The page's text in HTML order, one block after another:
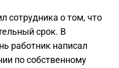
сотрудника о том, что
срок. В
работник написал
по собственному